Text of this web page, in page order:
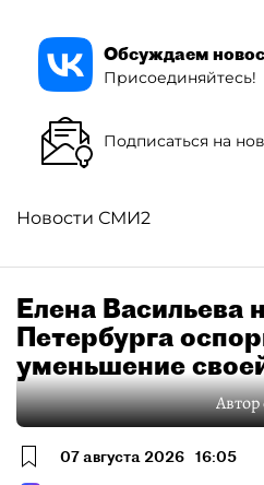
Обсуждаем
Присоединяйтесь!
Подписаться на
Новости СМИ2
Елена Васильева
Петербурга
уменьшение
07 августа 2026 16:05